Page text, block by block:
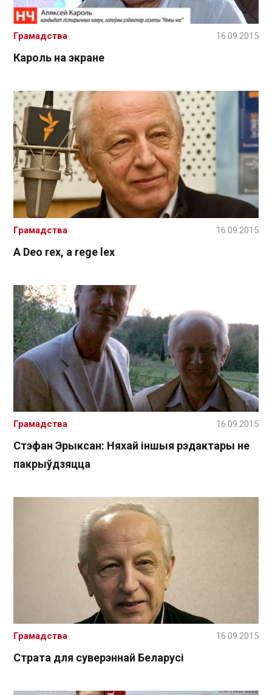
Кароль на экране
Грамадства 16.09.2015
A Deo rex, a rege lex
Грамадства 16.09.2015
Стэфан Эрыксан: Няхай іншыя рэдактары не
пакрыўдзяцца
Грамадства 16.09.2015
Страта для суверэннай Беларусі
Грамадства 16.09.2015